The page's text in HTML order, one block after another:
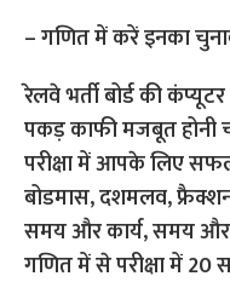
– गणित में करें इनका
रेलवे भर्ती बोर्ड की
पकड़ काफी मजबूत होनी
परीक्षा में आपके लिए
बोडमास, दशमलव,
समय और कार्य, समय
गणित में से परीक्षा में